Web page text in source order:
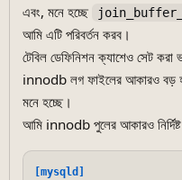
এবং, মনে হচ্ছে
আমি এটি পরিবর্তন করব।
টেবিল ডেফিনিশন ক্যাশেও সেট
innodb লগ ফাইলের আকারও বড়
মনে হচ্ছে।
আমি innodb পুলের আকারও
[mysqld]